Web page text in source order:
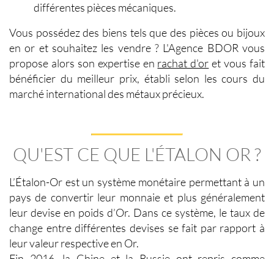
différentes pièces mécaniques.
Vous possédez des biens tels que des pièces ou bijoux
en or et souhaitez les vendre ? L'Agence BDOR vous
propose alors son expertise en rachat d'or et vous fait
bénéficier du meilleur prix, établi selon les cours du
marché international des métaux précieux.
QU'EST CE QUE L'ÉTALON OR ?
L’Étalon-Or est un système monétaire permettant à un
pays de convertir leur monnaie et plus généralement
leur devise en poids d’Or. Dans ce système, le taux de
change entre différentes devises se fait par rapport à
leur valeur respective en Or.